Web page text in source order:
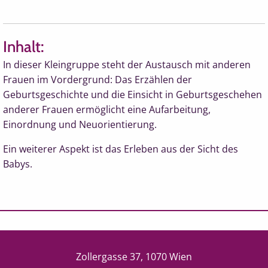
Inhalt:
In dieser Kleingruppe steht der Austausch mit anderen
Frauen im Vordergrund: Das Erzählen der
Geburtsgeschichte und die Einsicht in Geburtsgeschehen
anderer Frauen ermöglicht eine Aufarbeitung,
Einordnung und Neuorientierung.
Ein weiterer Aspekt ist das Erleben aus der Sicht des
Babys.
Zollergasse 37, 1070 Wien